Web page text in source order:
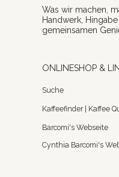
Was wir machen,
Handwerk,
gemeinsamen
ONLINESHOP &
Suche
Kaffeefinder | Kaffee
Barcomi's Webseite
Cynthia Barcomi's